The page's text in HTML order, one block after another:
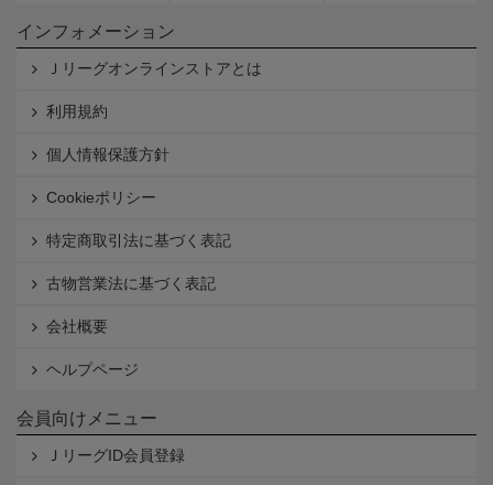
インフォメーション
Ｊリーグオンラインストアとは
利用規約
個人情報保護方針
Cookieポリシー
特定商取引法に基づく表記
古物営業法に基づく表記
会社概要
ヘルプページ
会員向けメニュー
ＪリーグID会員登録